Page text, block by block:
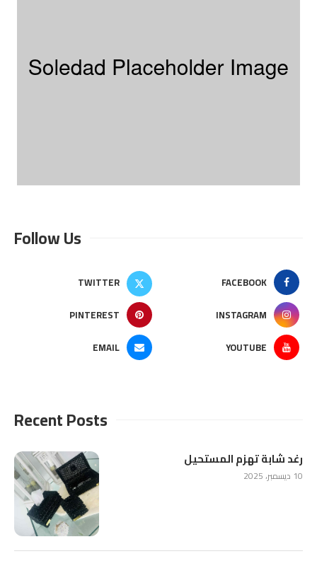
Follow Us
FACEBOOK
TWITTER
INSTAGRAM
PINTEREST
YOUTUBE
EMAIL
Recent Posts
رغد شابة تهزم المستحيل
10 ديسمبر، 2025